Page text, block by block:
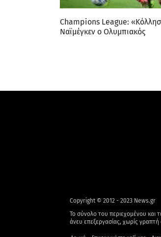
Champions League:
Ναϊμέγκεν ο Ολυμπιακός
Copyright © 2012 - 2023 News.gr
Το σύνολο του περιεχομένου και
άνευ επεξεργασίας, χωρίς